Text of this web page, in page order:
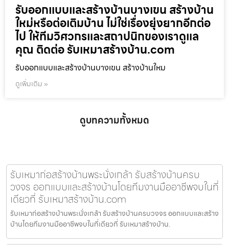
รับออกแบบและสร้างบ้านบางเขน สร้างบ้าน
ใหม่หรือต่อเติมบ้าน ไม่ใช่เรื่องยุ่งยากอีกต่อ
ไป ให้ทีมวิศวกรและสถาปนิกของเราดูแล
คุณ ติดต่อ รับเหมาสร้างบ้าน.com
รับออกแบบและสร้างบ้านบางเขน สร้างบ้านใหม
ดูเพิ่มเติม »
ดูบทความทั้งหมด
รับเหมาก่อสร้างบ้านพระนั่งเกล้า รับสร้างบ้านครบ
วงจร ออกแบบและสร้างบ้านโดยทีมงานมืออาชีพจบในที่
เดียวที่ รับเหมาสร้างบ้าน.com
รับเหมาก่อสร้างบ้านพระนั่งเกล้า รับสร้างบ้านครบวงจร ออกแบบและสร้าง
บ้านโดยทีมงานมืออาชีพจบในที่เดียวที่ รับเหมาสร้างบ้าน.